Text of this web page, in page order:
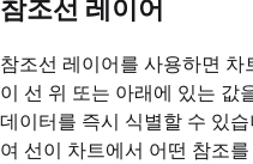
참조선 레이어
참조선 레이어를 사용하면
이 선 위 또는 아래에 있는 값
데이터를 즉시 식별할 수 있
여 선이 차트에서 어떤 참조